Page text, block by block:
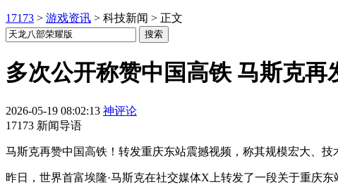
17173 > 游戏资讯 > 科技新闻 > 正文
多次公开称赞中国高铁 马斯克再
2026-05-19 08:02:13 神评论
17173 新闻导语
马斯克再赞中国高铁！转发重庆东站震撼视频，称其规模宏大、
昨日，世界首富埃隆·马斯克在社交媒体X上转发了一段关于重庆东